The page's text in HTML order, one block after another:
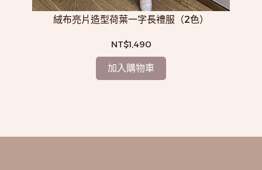
絨布亮片造型荷葉一字長禮服（2色）
NT$1,490
加入購物車